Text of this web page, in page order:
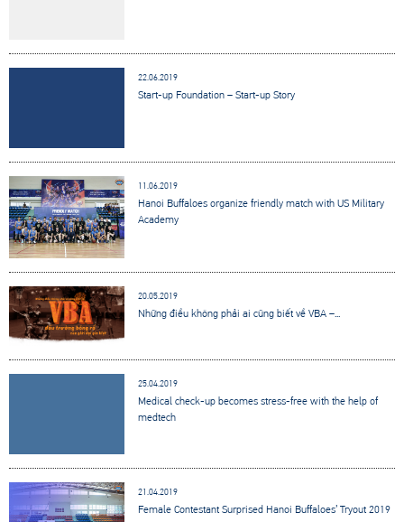
22.06.2019
Start-up Foundation – Start-up Story
11.06.2019
Hanoi Buffaloes organize friendly match with US Military
Academy
20.05.2019
Những điều không phải ai cũng biết về VBA –...
25.04.2019
Medical check-up becomes stress-free with the help of
medtech
21.04.2019
Female Contestant Surprised Hanoi Buffaloes’ Tryout 2019